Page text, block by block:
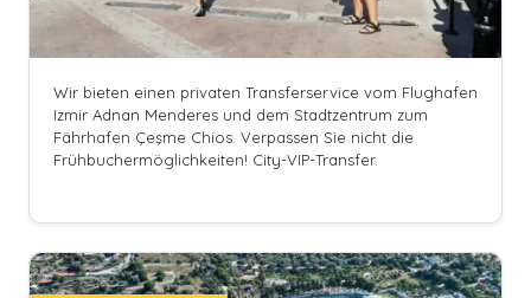
Wir bieten einen privaten Transferservice vom Flughafen
Izmir Adnan Menderes und dem Stadtzentrum zum
Fährhafen Çeşme Chios. Verpassen Sie nicht die
Frühbuchermöglichkeiten! City-VIP-Transfer.